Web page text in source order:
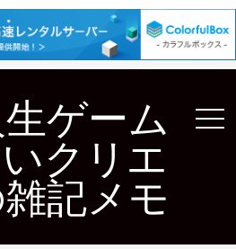
ゲーム
クリエ
記メモ